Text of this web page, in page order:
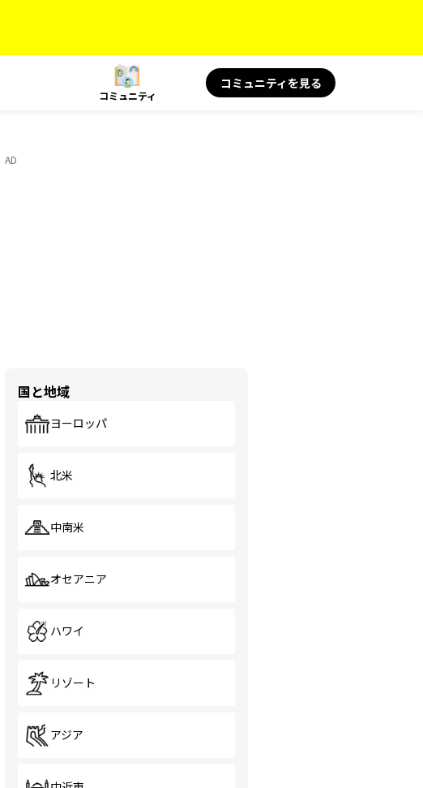
コミュニティ
コミュニティを見る
AD
国と地域
ヨーロッパ
北米
中南米
オセアニア
ハワイ
リゾート
アジア